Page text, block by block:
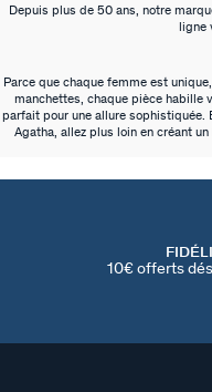
Depuis plus de 50 ans, notre
ligne
Parce que chaque femme est
manchettes, chaque pièce habille
parfait pour une allure sophistiquée.
Agatha, allez plus loin en créant
10€ offerts